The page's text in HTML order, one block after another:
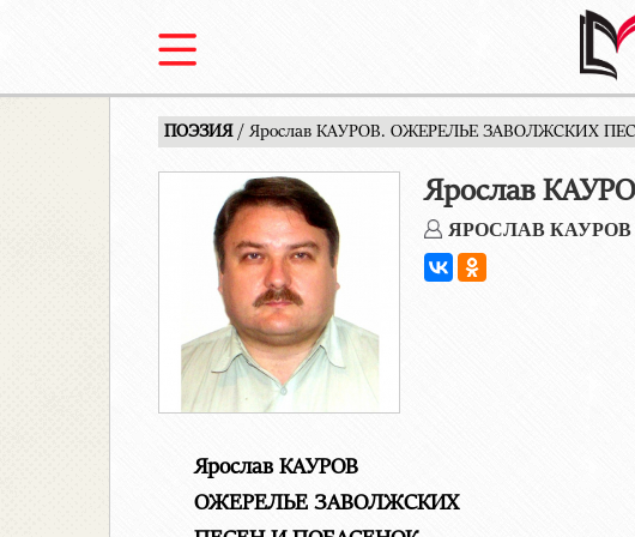
ПОЭЗИЯ / Ярослав КАУРОВ. ОЖЕРЕЛЬЕ ЗАВОЛЖСКИХ
Ярослав
ЯРОСЛАВ КАУРОВ
Ярослав КАУРОВ
ОЖЕРЕЛЬЕ ЗАВОЛЖСКИХ